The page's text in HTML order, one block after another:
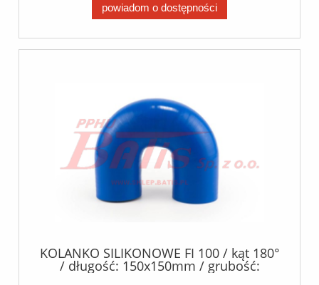
powiadom o dostępności
KOLANKO SILIKONOWE FI 100 / kąt 180°
/ długość: 150x150mm / grubość:
5,00mm +/- 0.5mm / silikon+poliester /